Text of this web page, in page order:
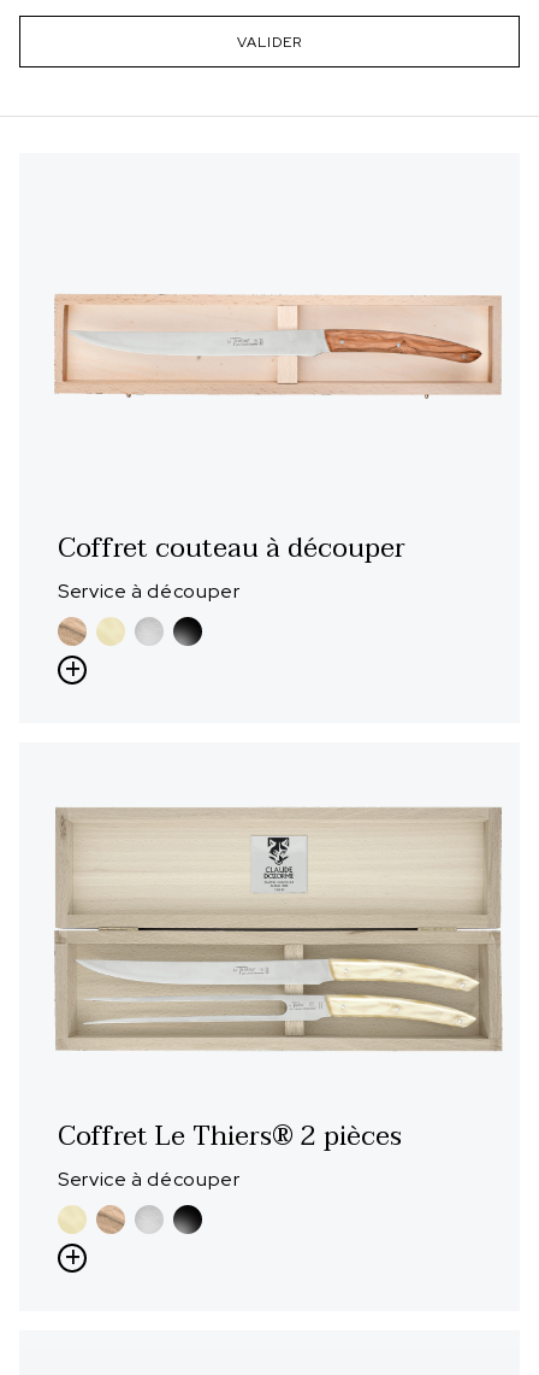
VALIDER
Coffret couteau à découper
Service à découper
Coffret Le Thiers® 2 pièces
Service à découper